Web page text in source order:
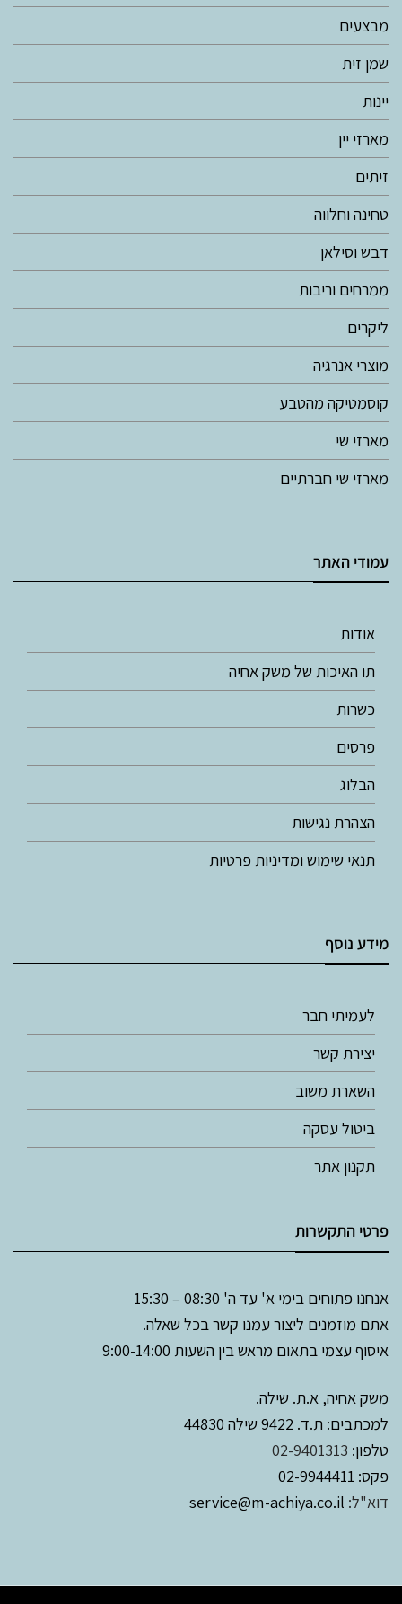
מבצעים
שמן זית
יינות
מארזי יין
זיתים
טחינה וחלווה
דבש וסילאן
ממרחים וריבות
ליקרים
מוצרי אנרגיה
קוסמטיקה מהטבע
מארזי שי
מארזי שי חברתיים
עמודי האתר
אודות
תו האיכות של משק אחיה
כשרות
פרסים
הבלוג
הצהרת נגישות
תנאי שימוש ומדיניות פרטיות
מידע נוסף
לעמיתי חבר
יצירת קשר
השארת משוב
ביטול עסקה
תקנון אתר
פרטי התקשרות
אנחנו פתוחים בימי א' עד ה' 08:30 – 15:30
אתם מוזמנים ליצור עמנו קשר בכל שאלה.
איסוף עצמי בתאום מראש בין השעות 9:00-14:00
משק אחיה, א.ת. שילה.
למכתבים: ת.ד. 9422 שילה 44830
טלפון: 02-9401313
פקס: 02-9944411
דוא"ל: service@m-achiya.co.il